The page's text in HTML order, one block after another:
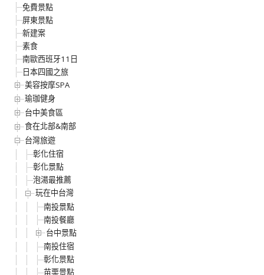
免費景點
屏東景點
新建案
素食
南歐西班牙11日
日本四國之旅
美容按摩SPA
瑜珈健身
台中美食區
食在北部&南部
台灣旅遊
彰化住宿
彰化景點
泡湯最推薦
玩在中台灣
南投景點
南投餐廳
台中景點
南投住宿
彰化景點
苗栗景點